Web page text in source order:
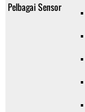
Pelbagai Sensor